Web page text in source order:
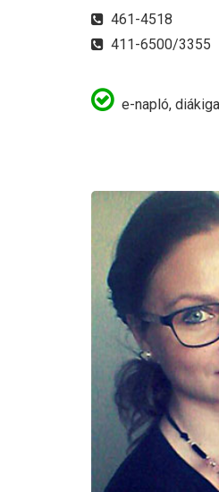
461-4518
411-6500/3355
e-napló,